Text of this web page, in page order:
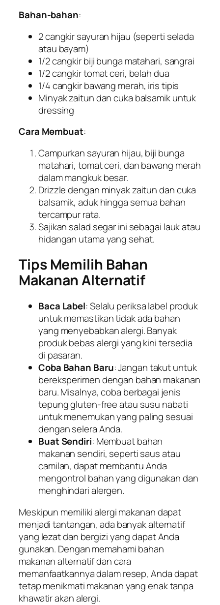
Bahan-bahan:
2 cangkir sayuran hijau (seperti selada
atau bayam)
1/2 cangkir biji bunga matahari, sangrai
1/2 cangkir tomat ceri, belah dua
1/4 cangkir bawang merah, iris tipis
Minyak zaitun dan cuka balsamik untuk
dressing
Cara Membuat:
Campurkan sayuran hijau, biji bunga
matahari, tomat ceri, dan bawang merah
dalam mangkuk besar.
Drizzle dengan minyak zaitun dan cuka
balsamik, aduk hingga semua bahan
tercampur rata.
Sajikan salad segar ini sebagai lauk atau
hidangan utama yang sehat.
Tips Memilih Bahan
Makanan Alternatif
Baca Label: Selalu periksa label produk
untuk memastikan tidak ada bahan
yang menyebabkan alergi. Banyak
produk bebas alergi yang kini tersedia
di pasaran.
Coba Bahan Baru: Jangan takut untuk
bereksperimen dengan bahan makanan
baru. Misalnya, coba berbagai jenis
tepung gluten-free atau susu nabati
untuk menemukan yang paling sesuai
dengan selera Anda.
Buat Sendiri: Membuat bahan
makanan sendiri, seperti saus atau
camilan, dapat membantu Anda
mengontrol bahan yang digunakan dan
menghindari alergen.
Meskipun memiliki alergi makanan dapat
menjadi tantangan, ada banyak alternatif
yang lezat dan bergizi yang dapat Anda
gunakan. Dengan memahami bahan
makanan alternatif dan cara
memanfaatkannya dalam resep, Anda dapat
tetap menikmati makanan yang enak tanpa
khawatir akan alergi.